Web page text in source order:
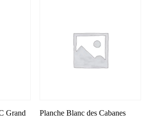
Grand
Planche Blanc des Cabanes